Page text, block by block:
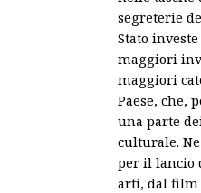
segreterie
Stato
maggiori
maggiori
Paese, che,
una parte
culturale.
per il lancio
arti, dal film